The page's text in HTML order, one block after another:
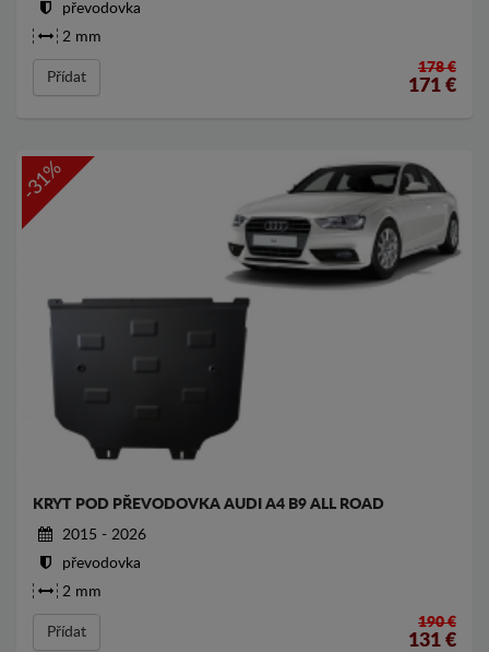
převodovka
2 mm
Přídat
178 €
171 €
-31%
KRYT POD PŘEVODOVKA AUDI A4 B9 ALL ROAD
2015 - 2026
převodovka
2 mm
Přídat
190 €
131 €